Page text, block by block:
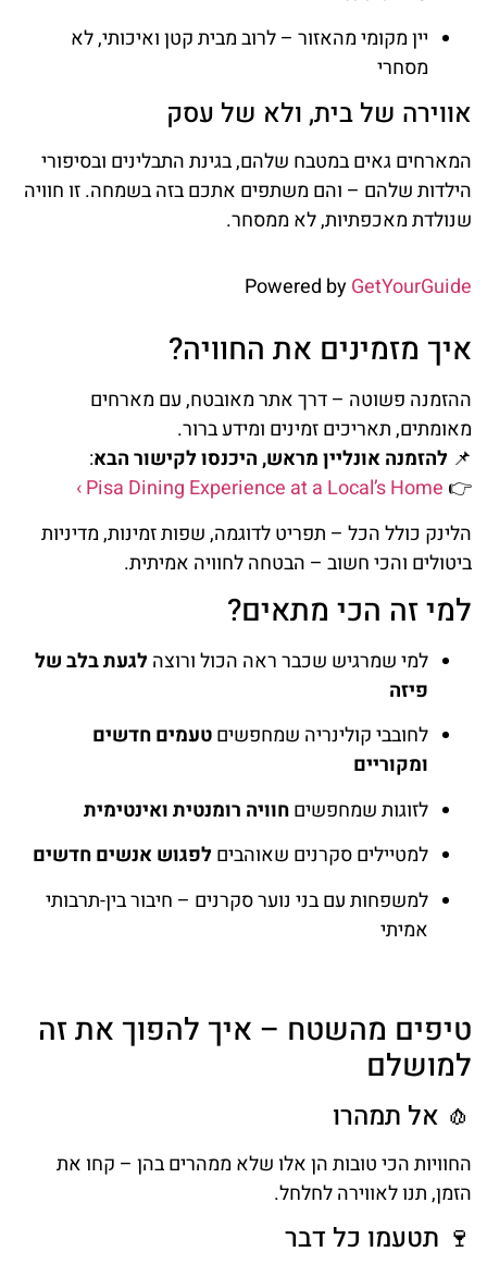
יין מקומי מהאזור – לרוב מבית קטן ואיכותי, לא
מסחרי
אווירה של בית, ולא של עסק
המארחים גאים במטבח שלהם, בגינת התבלינים ובסיפורי
הילדות שלהם – והם משתפים אתכם בזה בשמחה. זו חוויה
שנולדת מאכפתיות, לא ממסחר.
Powered byGetYourGuide
איך מזמינים את החוויה?
ההזמנה פשוטה – דרך אתר מאובטח, עם מארחים
מאומתים, תאריכים זמינים ומידע ברור.
📌להזמנה אונליין מראש, היכנסו לקישור הבא:
👉
Pisa Dining Experience at a Local’s Home ›
הלינק כולל הכל – תפריט לדוגמה, שפות זמינות, מדיניות
ביטולים והכי חשוב – הבטחה לחוויה אמיתית.
למי זה הכי מתאים?
למי שמרגיש שכבר ראה הכול ורוצהלגעת בלב של
פיזה
לחובבי קולינריה שמחפשיםטעמים חדשים
ומקוריים
לזוגות שמחפשיםחוויה רומנטית ואינטימית
למטיילים סקרנים שאוהביםלפגוש אנשים חדשים
למשפחות עם בני נוער סקרנים – חיבור בין-תרבותי
אמיתי
טיפים מהשטח – איך להפוך את זה
למושלם
🧄 אל תמהרו
החוויות הכי טובות הן אלו שלא ממהרים בהן – קחו את
הזמן, תנו לאווירה לחלחל.
🍷 תטעמו כל דבר